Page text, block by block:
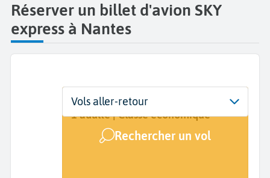
Réserver un billet d'avion SKY
express à Nantes
Départ
Nantes Atlantique (NTE)
Dates
Dates de votre voyage
Voyageurs | Classe
1 adulte | Classe économique
Rechercher un vol
Vols aller-retour